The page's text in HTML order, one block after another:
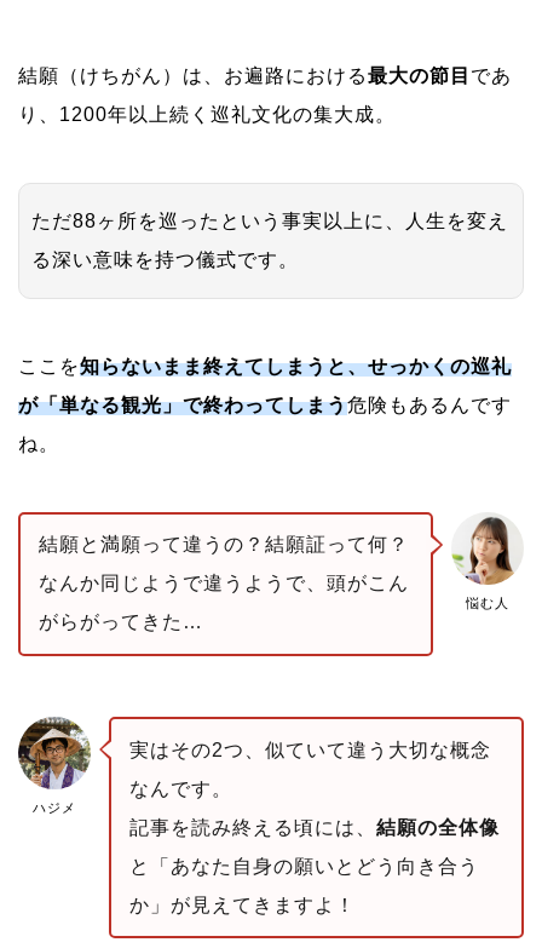
結願（けちがん）は、お遍路における最大の節目 であ
り、1200年以上続く巡礼文化の集大成。
ただ88ヶ所を巡ったという事実以上に、人生を変え
る深い意味を持つ儀式です。
ここを知らないまま終えてしまうと、せっかくの巡礼
が「単なる観光」で終わってしまう危険もあるんです
ね。
悩む人
結願と満願って違うの？結願証って何？
なんか同じようで違うようで、頭がこん
がらがってきた…
ハジメ
実はその2つ、似ていて違う大切な概念
なんです。
記事を読み終える頃には、 結願の全体像
と「あなた自身の願いとどう向き合う
か」が見えてきますよ！